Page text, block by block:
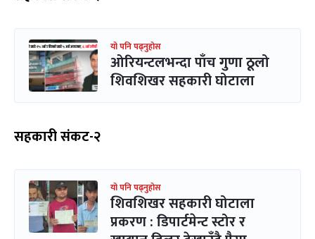
यो पनि पढ्नुहोस
ओरियन्टलभन्दा पाँच गुणा ठूलो
शिवशिखर सहकारी घोटाला
सहकारी संकट-२
यो पनि पढ्नुहोस
शिवशिखर सहकारी घोटाला
प्रकरण : डिपार्टमेन्ट स्टोर र